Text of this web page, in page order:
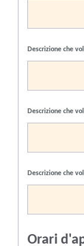
Descrizione che
Descrizione che
Descrizione che
Orari